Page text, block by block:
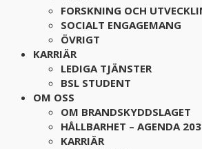
FORSKNING OCH
SOCIALT ENGAGEMANG
ÖVRIGT
KARRIÄR
LEDIGA TJÄNSTER
BSL STUDENT
OM OSS
OM BRANDSKYDDSLAGET
HÅLLBARHET – AGENDA
KARRIÄR